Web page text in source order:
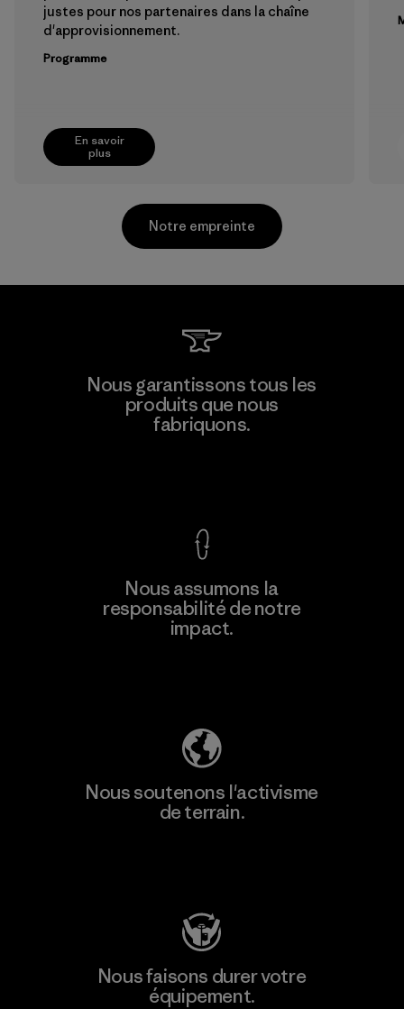
En savoir
plus
justes pour nos partenaires dans la chaîne
d'approvisionnement.
Programme
plus
Ceylon Knit Trend (Pvt) Ltd. -
Eheliyagoda
Notre empreinte
Nous garantissons tous les
produits que nous
fabriquons.
Nous assumons la
responsabilité de notre
impact.
Nous soutenons l'activisme
de terrain.
Nous faisons durer votre
équipement.